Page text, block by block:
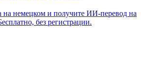
на немецком и получите ИИ-перевод на
без регистрации.